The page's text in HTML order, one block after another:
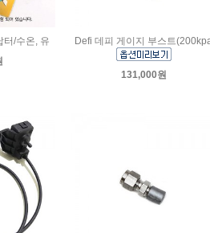
터/수온, 유
Defi 데피 게이지 부스트
131,000원